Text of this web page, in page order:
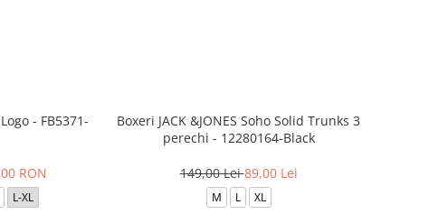
- FB5371-
RON
L-XL
Boxeri JACK &JONES Soho Solid Trunks 3
perechi - 12280164-Black
149,00 Lei89,00 Lei
M L XL